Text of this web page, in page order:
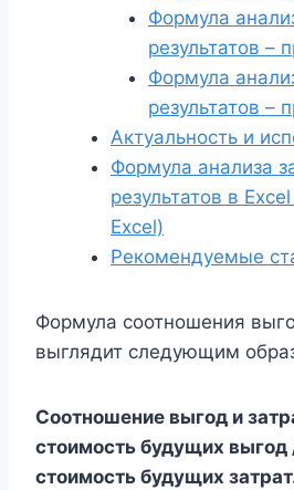
Формула
результатов –
Формула
результатов –
Актуальность и
Формула анализа
результатов в
Excel)
Рекомендуемые
Формула соотношения
выглядит следующим
Соотношение выгод и
стоимость будущих
стоимость будущих